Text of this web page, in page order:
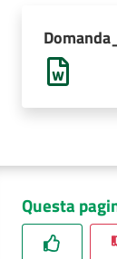
AUSL
Comunica
Questa